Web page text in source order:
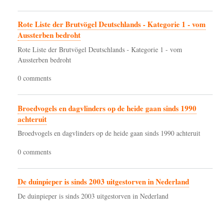
Rote Liste der Brutvögel Deutschlands - Kategorie 1 - vom
Aussterben bedroht
Rote Liste der Brutvögel Deutschlands - Kategorie 1 - vom
Aussterben bedroht
0 comments
Broedvogels en dagvlinders op de heide gaan sinds 1990
achteruit
Broedvogels en dagvlinders op de heide gaan sinds 1990 achteruit
0 comments
De duinpieper is sinds 2003 uitgestorven in Nederland
De duinpieper is sinds 2003 uitgestorven in Nederland